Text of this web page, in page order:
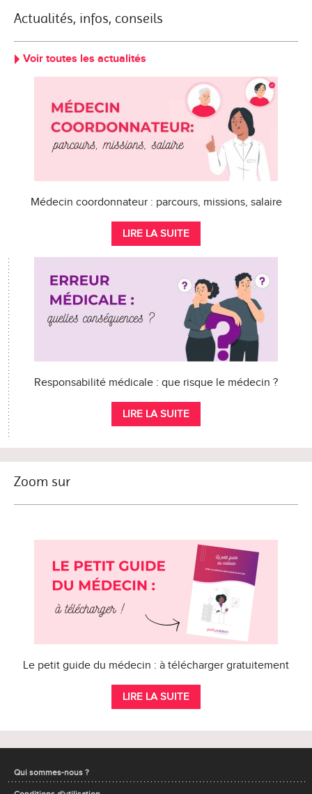
Actualités, infos, conseils
Voir toutes les actualités
Médecin coordonnateur : parcours, missions, salaire
LIRE LA SUITE
Responsabilité médicale : que risque le médecin ?
LIRE LA SUITE
Zoom sur
Le petit guide du médecin : à télécharger gratuitement
LIRE LA SUITE
Qui sommes-nous ?